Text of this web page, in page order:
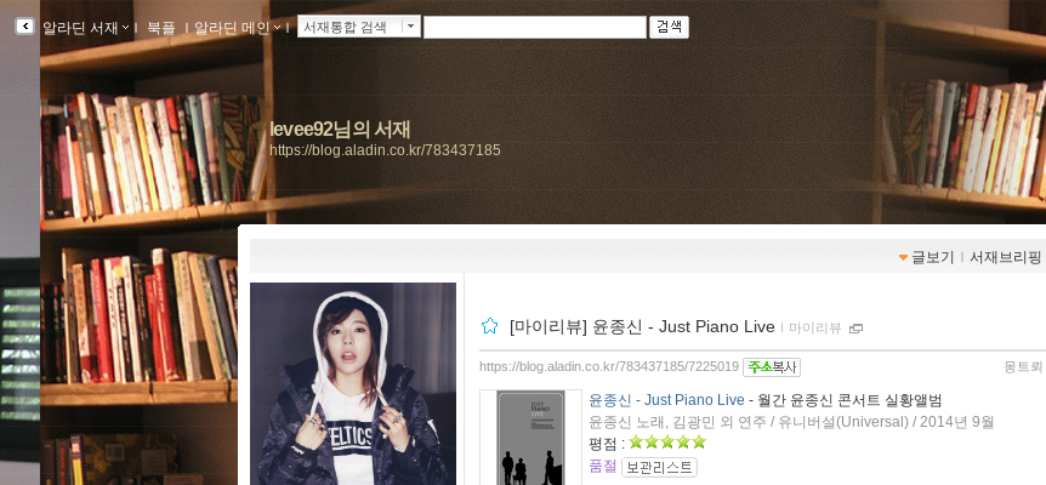
알라딘 서재 ｌ 북플 ｌ알라딘 메인 ｌ 서재통합 검색
levee92님의 서재
https://blog.aladin.co.kr/783437185
글보기 ｌ 서재브리핑
[마이리뷰] 윤종신 - Just Piano Live ｌ 마이리뷰
몽트뢰
https://blog.aladin.co.kr/783437185/7225019
윤종신 - Just Piano Live - 월간 윤종신 콘서트 실황앨범
윤종신 노래, 김광민 외 연주 / 유니버설(Universal) / 2014년 9월
평점 :
품절